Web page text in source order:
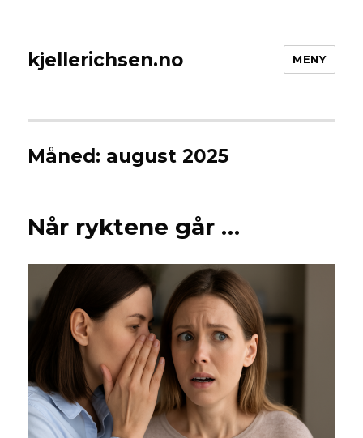
kjellerichsen.no MENY
Måned: august 2025
Når ryktene går …